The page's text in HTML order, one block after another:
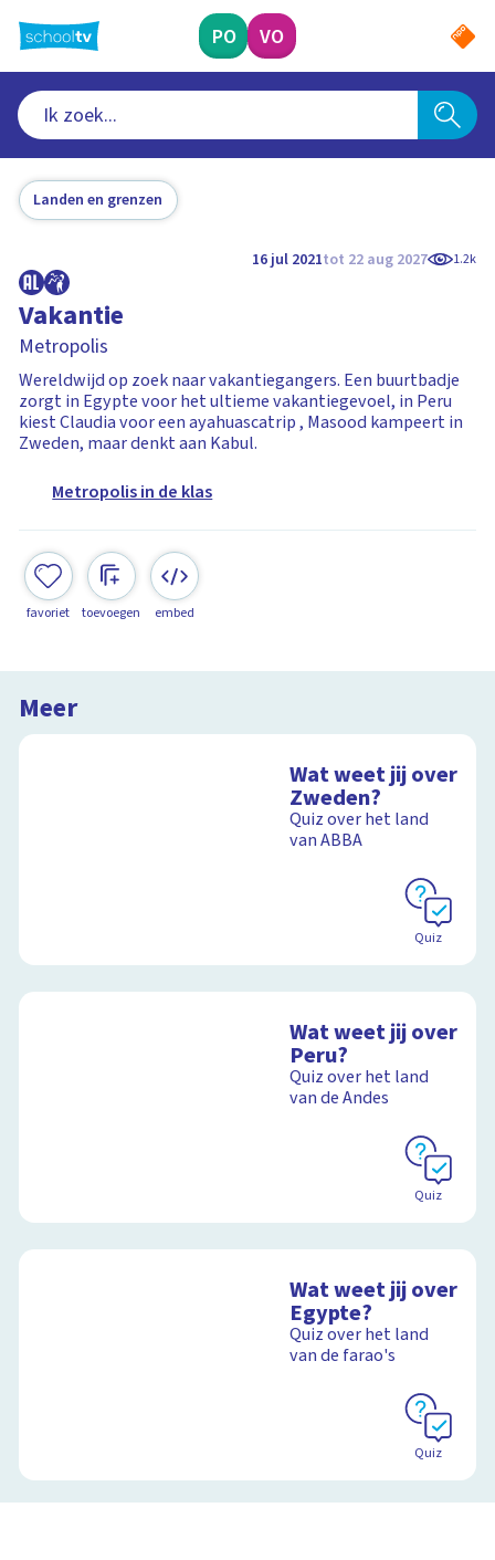
naar
hoofdinhoud
PO VO
Landen en grenzen
16 jul 2021tot 22 aug 2027 1.2k
Vakantie
Metropolis
Wereldwijd op zoek naar vakantiegangers. Een buurtbadje
zorgt in Egypte voor het ultieme vakantiegevoel, in Peru
kiest Claudia voor een ayahuascatrip , Masood kampeert in
Zweden, maar denkt aan Kabul.
Metropolis in de klas
favoriet toevoegen embed
Meer
Wat weet jij over
Zweden?
Quiz over het land
van ABBA
Quiz
Wat weet jij over
Peru?
Quiz over het land
van de Andes
Quiz
Wat weet jij over
Egypte?
Quiz over het land
van de farao's
Quiz